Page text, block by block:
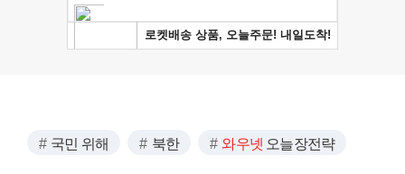
국민 위해 북한 와우넷 오늘장전략